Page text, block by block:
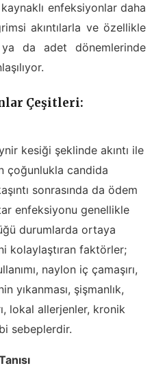
enfeksiyonlar daha
akıntılarla ve özellikle
da adet dönemlerinde
Çeşitleri:
kesiği şeklinde akıntı ile
çoğunlukla candida
sonrasında da ödem
enfeksiyonu genellikle
durumlarda ortaya
kolaylaştıran faktörler;
naylon iç çamaşırı,
yıkanması, şişmanlık,
lokal allerjenler, kronik
sebeplerdir.